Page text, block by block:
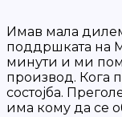
Имав мала
поддршката на
минути и ми
производ. Кога
состојба.
има кому да се